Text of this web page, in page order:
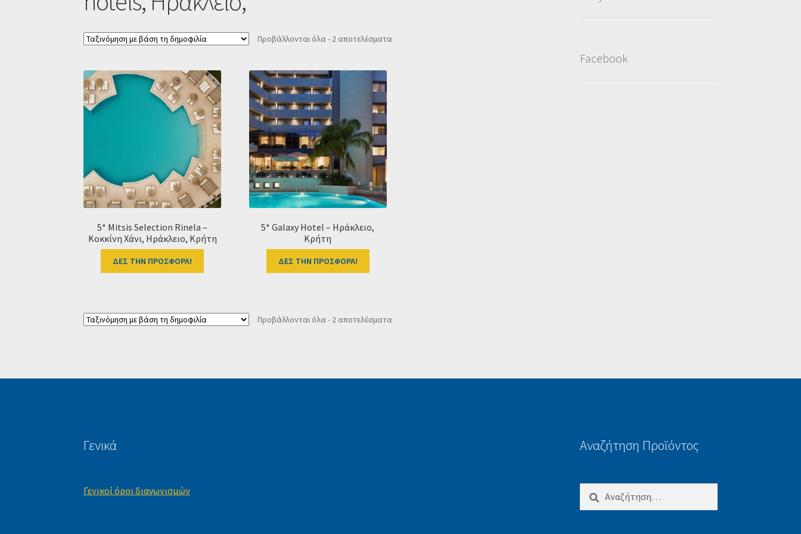
Προβάλλονται όλα - 2 αποτελέσματα
5* Mitsis Selection Rinela –
Κοκκίνη Χάνι, Ηράκλειο, Κρήτη
ΔΕΣ ΤΗΝ ΠΡΟΣΦΟΡΑ!
5* Galaxy Hotel – Ηράκλειο,
Κρήτη
ΔΕΣ ΤΗΝ ΠΡΟΣΦΟΡΑ!
Προβάλλονται όλα - 2 αποτελέσματα
Facebook
Γενικά
Γενικοί όροι διαγωνισμών
Αναζήτηση Προϊόντος
για: